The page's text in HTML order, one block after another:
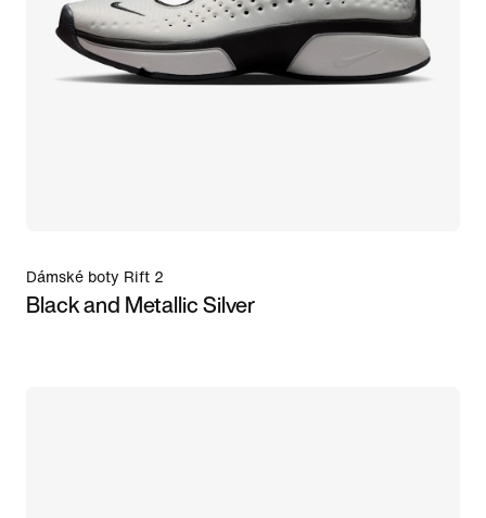
Dámské boty Rift 2
Black and Metallic Silver